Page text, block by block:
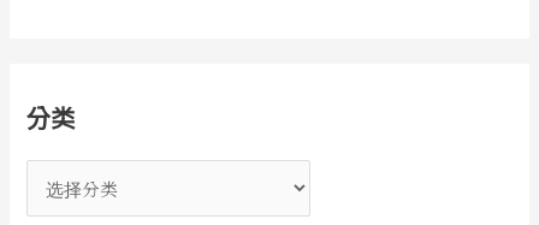
分类
类